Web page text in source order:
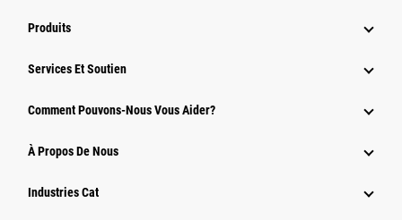
Produits
Services Et Soutien
Comment Pouvons-Nous Vous Aider?
À Propos De Nous
Industries Cat